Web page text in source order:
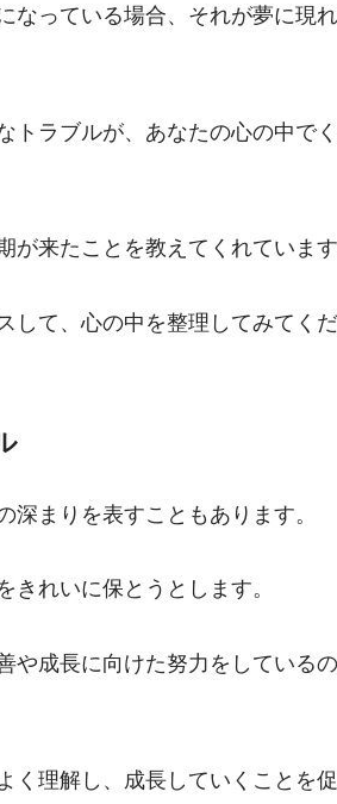
なっている場合、それが夢に現
トラブルが、あなたの心の中で
来たことを教えてくれています
て、心の中を整理してみてくだ
まりを表すこともあります。
れいに保とうとします。
や成長に向けた努力をしている
く理解し、成長していくことを